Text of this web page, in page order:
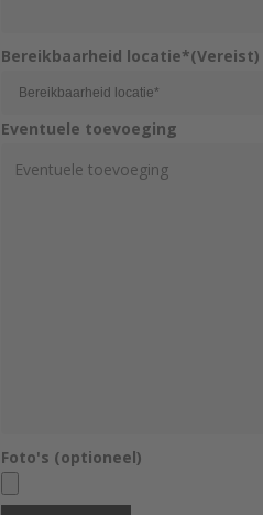
Bereikbaarheid locatie*(Vereist)
Eventuele toevoeging
Foto's (optioneel)